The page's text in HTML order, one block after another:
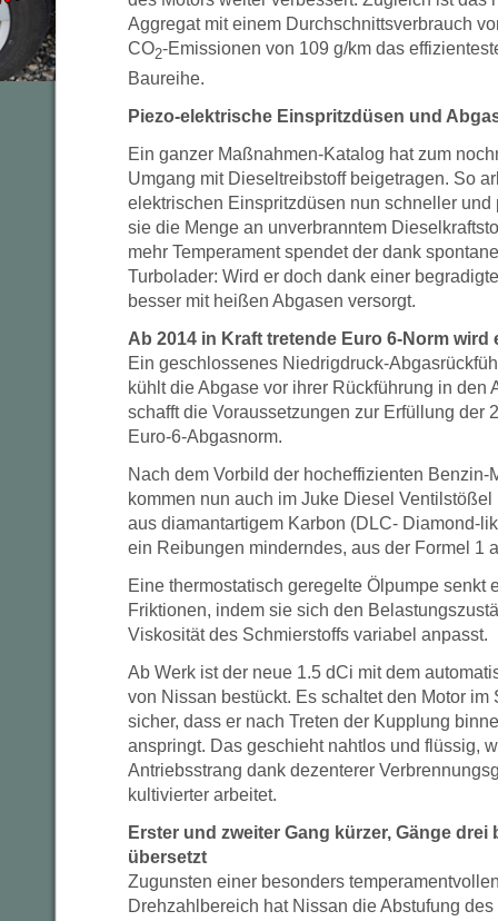
Aggregat mit einem Durchschnittsverbrauch
CO2-Emissionen von 109 g/km das
Baureihe.
Piezo-elektrische Einspritzdüsen und
Ein ganzer Maßnahmen-Katalog hat zum
Umgang mit Dieseltreibstoff beigetragen. So
elektrischen Einspritzdüsen nun schneller und
sie die Menge an unverbranntem
mehr Temperament spendet der dank
Turbolader: Wird er doch dank einer
besser mit heißen Abgasen versorgt.
Ab 2014 in Kraft tretende Euro 6-Norm wird
Ein geschlossenes Niedrigdruck-
kühlt die Abgase vor ihrer Rückführung in den
schafft die Voraussetzungen zur Erfüllung der
Euro-6-Abgasnorm.
Nach dem Vorbild der hocheffizienten Benzin-
kommen nun auch im Juke Diesel
aus diamantartigem Karbon (DLC- Diamond-
ein Reibungen minderndes, aus der Formel 1
Eine thermostatisch geregelte Ölpumpe senkt
Friktionen, indem sie sich den
Viskosität des Schmierstoffs variabel anpasst.
Ab Werk ist der neue 1.5 dCi mit dem
von Nissan bestückt. Es schaltet den Motor im
sicher, dass er nach Treten der Kupplung
anspringt. Das geschieht nahtlos und flüssig,
Antriebsstrang dank dezenterer
kultivierter arbeitet.
Erster und zweiter Gang kürzer, Gänge drei
übersetzt
Zugunsten einer besonders
Drehzahlbereich hat Nissan die Abstufung